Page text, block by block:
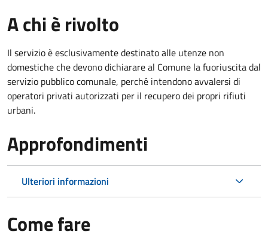
A chi è rivolto
Il servizio è esclusivamente destinato alle utenze non
domestiche che devono dichiarare al Comune la fuoriuscita dal
servizio pubblico comunale, perché intendono avvalersi di
operatori privati autorizzati per il recupero dei propri rifiuti
urbani.
Approfondimenti
Ulteriori informazioni
Come fare